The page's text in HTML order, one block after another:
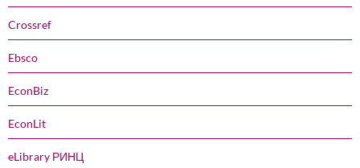
Crossref
Ebsco
EconBiz
EconLit
eLibrary РИНЦ